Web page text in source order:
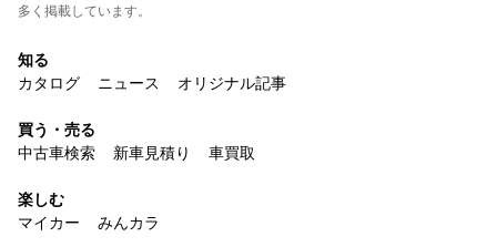
多く掲載しています。
知る
カタログ
ニュース オリジナル記事
買う・売る
中古車検索
新車見積り 車買取
楽しむ
マイカー
みんカラ